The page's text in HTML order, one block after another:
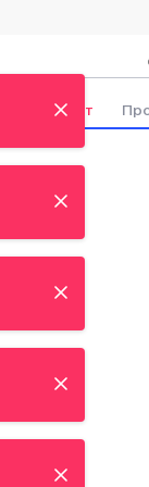
Специальное
Аутлет